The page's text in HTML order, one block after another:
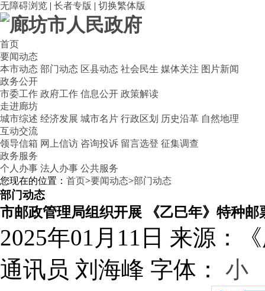
无障碍浏览 | 长者专版 | 切换繁体版
首页
要闻动态
本市动态 部门动态 区县动态 社会民生 媒体关注 图片新闻
政务公开
市委工作 政府工作 信息公开 政策解读
走进廊坊
城市综述 经济发展 城市名片 行政区划 历史沿革 自然地理
互动交流
领导信箱 网上信访 咨询投诉 留言选登 征集调查
政务服务
个人办事 法人办事 公共服务
您现在的位置： 首页>要闻动态>部门动态
部门动态
市邮政管理局组织开展 《乙巳年》特种邮
2025年01月11日 来源：
通讯员 刘海峰 字体： 小